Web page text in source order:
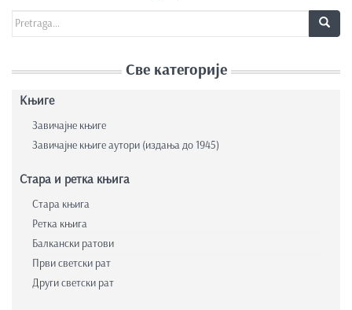
Search for:
Све категорије
Књиге
Завичајне књиге
Завичајне књиге аутори (издања до 1945)
Стара и ретка књига
Стара књига
Ретка књига
Балкански ратови
Први светски рат
Други светски рат